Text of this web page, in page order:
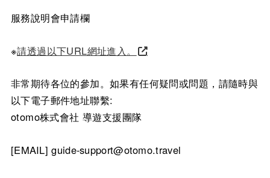
服務說明會申請欄
※請透過以下URL網址進入。
非常期待各位的參加。如果有任何疑問或問題，請隨時與
以下電子郵件地址聯繫:
otomo株式會社 導遊支援團隊
[EMAIL] guide-support@otomo.travel